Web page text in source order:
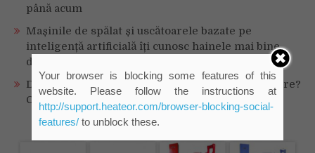
până acum
Mașinile de spălat și uscătoarele bazate pe
inteligență artificială îți cunosc hainele mai bine
decât tine
De ce reapar mirosurile din canapea după curățare?
Ce se întâmplă, de fapt, în tapițerie
Your browser is blocking some features of this
website. Please follow the instructions at
http://support.heateor.com/browser-blocking-social-
features/to unblock these.